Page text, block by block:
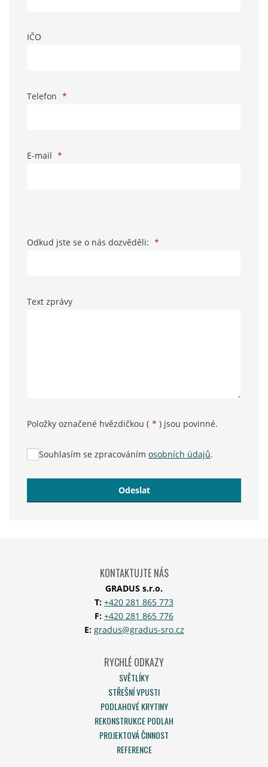
IČO
Telefon *
E-mail *
Odkud jste se o nás dozvěděli: *
Text zprávy
Položky označené hvězdičkou ( * ) jsou povinné.
Souhlasím se zpracováním osobních údajů.
Odeslat
KONTAKTUJTE NÁS
GRADUS s.r.o.
T: +420 281 865 773
F: +420 281 865 776
E: gradus@gradus-sro.cz
RYCHLÉ ODKAZY
SVĚTLÍKY
STŘEŠNÍ VPUSTI
PODLAHOVÉ KRYTINY
REKONSTRUKCE PODLAH
PROJEKTOVÁ ČINNOST
REFERENCE